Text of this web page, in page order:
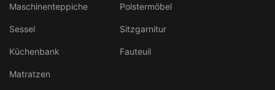
Maschinenteppiche Polstermöbel
Sessel Sitzgarnitur
Küchenbank Fauteuil
Matratzen